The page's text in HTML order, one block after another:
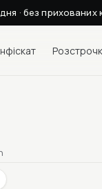
· без прихованих